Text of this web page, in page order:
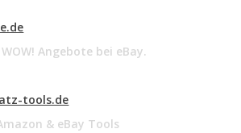
Angebote bei eBay.
tools.de
& eBay Tools